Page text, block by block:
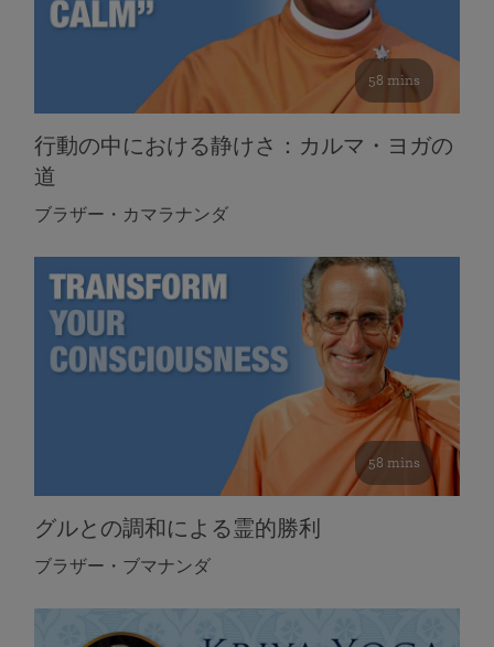
58 mins
行動の中における静けさ：カルマ・ヨガの
道
ブラザー・カマラナンダ
58 mins
グルとの調和による霊的勝利
ブラザー・ブマナンダ